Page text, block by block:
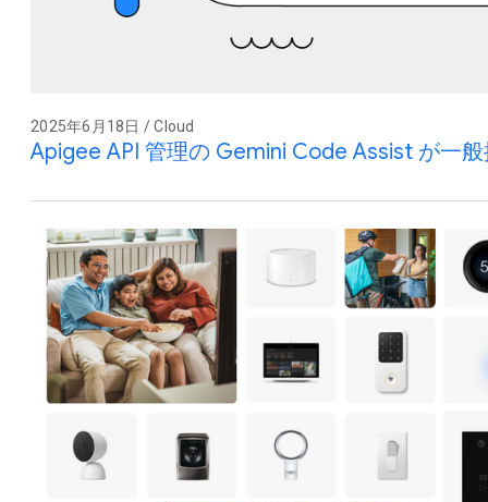
2025年6月18日 / Cloud
Apigee API 管理の Gemini Code Assist が一